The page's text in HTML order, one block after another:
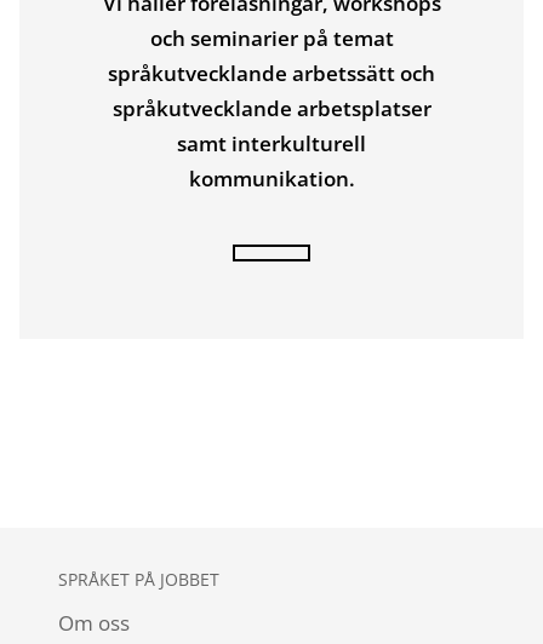
och seminarier på temat
språkutvecklande arbetssätt och
språkutvecklande arbetsplatser
samt interkulturell
kommunikation.
SPRÅKET PÅ JOBBET
Om oss